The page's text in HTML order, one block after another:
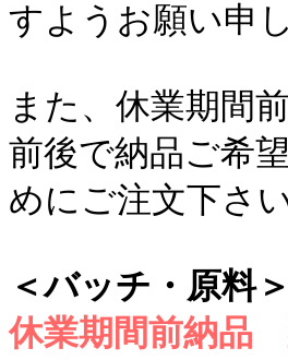
すようお願い申
また、休業期間
前後で納品ご希
めにご注文下さい
＜バッチ・原料＞
休業期間前納品